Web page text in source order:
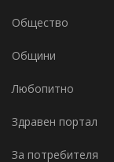
Общество
Общини
Любопитно
Здравен портал
За потребителя